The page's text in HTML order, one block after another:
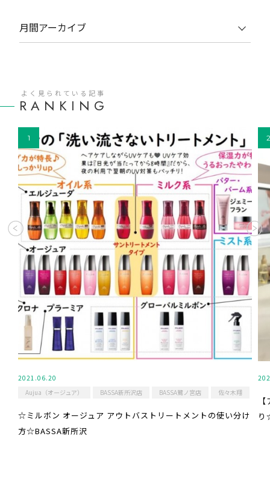
月間アーカイブ
RANKING
よく見られている記事
2021.06.20
Aujua（オージュア）
BASSA新所沢店 BASSA鷺ノ宮店 佐々木翔
☆ミルボン オージュア アウトバストリートメントの使い分け
方☆BASSA新所沢
り